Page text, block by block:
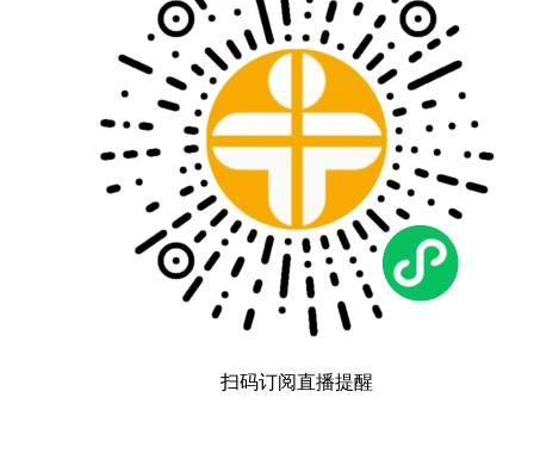
扫码订阅直播提醒